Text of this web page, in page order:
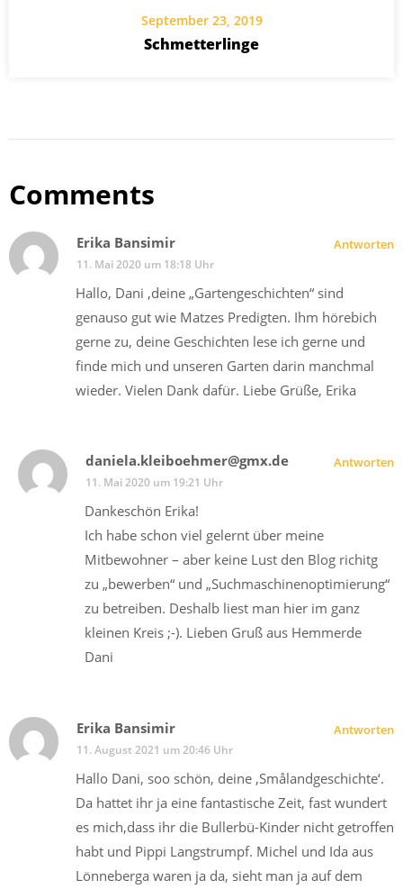
September 23, 2019
Schmetterlinge
Comments
Erika Bansimir
11. Mai 2020 um 18:18 Uhr
Hallo, Dani ,deine „Gartengeschichten“ sind
genauso gut wie Matzes Predigten. Ihm hörebich
gerne zu, deine Geschichten lese ich gerne und
finde mich und unseren Garten darin manchmal
wieder. Vielen Dank dafür. Liebe Grüße, Erika
Antworten
daniela.kleiboehmer@gmx.de
11. Mai 2020 um 19:21 Uhr
Dankeschön Erika!
Ich habe schon viel gelernt über meine
Mitbewohner – aber keine Lust den Blog richitg
zu „bewerben“ und „Suchmaschinenoptimierung“
zu betreiben. Deshalb liest man hier im ganz
kleinen Kreis ;-). Lieben Gruß aus Hemmerde
Dani
Antworten
Erika Bansimir
11. August 2021 um 20:46 Uhr
Hallo Dani, soo schön, deine ‚Smålandgeschichte‘.
Da hattet ihr ja eine fantastische Zeit, fast wundert
es mich,dass ihr die Bullerbü-Kinder nicht getroffen
habt und Pippi Langstrumpf. Michel und Ida aus
Lönneberga waren ja da, sieht man ja auf dem
Antworten